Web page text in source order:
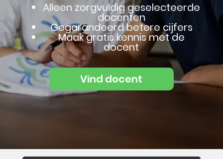
Alleen zorgvuldig geselecteerde
docenten
Gegarandeerd betere cijfers
Maak gratis kennis met de
docent
Vind docent